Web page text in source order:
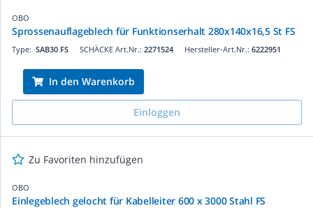
OBO
Sprossenauflageblech für Funktionserhalt 280x140x16,5 St FS
SCHÄCKE Art.Nr.: 2271524
Type: SAB30 FS Hersteller-Art.Nr.: 6222951
In den Warenkorb
Einloggen
Zu Favoriten hinzufügen
OBO
Einlegeblech gelocht für Kabelleiter 600 x 3000 Stahl FS